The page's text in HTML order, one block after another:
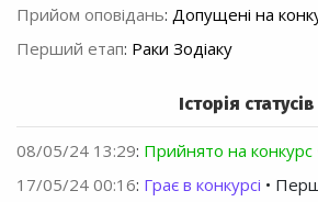
Прийом оповідань: Допущені на
Перший етап: Раки Зодіаку
Історія статусів
08/05/24 13:29: Прийнято на конкурс
17/05/24 00:16: Грає в конкурсі •